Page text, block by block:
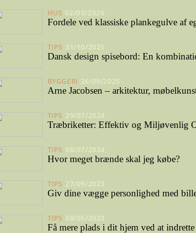
HUS 02/03/2026
Fordele ved klassiske plankegulve af
TIPS 31/10/2025
Dansk design spisebord: En
BYGGERI 26/09/2025
Arne Jacobsen – arkitektur,
TIPS 29/07/2024
Træbriketter: Effektiv og Miljøvenlig
TIPS 08/07/2024
Hvor meget brænde skal jeg købe?
TIPS 27/09/2023
Giv dine vægge personlighed med
TIPS 08/05/2023
Få mere plads i dit hjem ved at